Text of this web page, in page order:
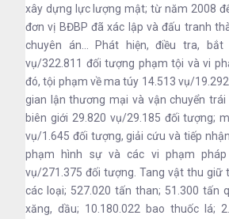
xây dựng lực lượng mật; từ năm 2008
đơn vị BĐBP đã xác lập và đấu tranh
chuyên án... Phát hiện, điều tra,
vụ/322.811 đối tượng phạm tội và vi
đó, tội phạm về ma túy 14.513 vụ/
gian lận thương mại và vận chuyển
biên giới 29.820 vụ/29.185 đối tượng;
vụ/1.645 đối tượng, giải cứu và tiếp
phạm hình sự và các vi phạm pháp
vụ/271.375 đối tượng. Tang vật thu giữ
các loại; 527.020 tấn than; 51.300 tấn
xăng, dầu; 10.180.022 bao thuốc lá;